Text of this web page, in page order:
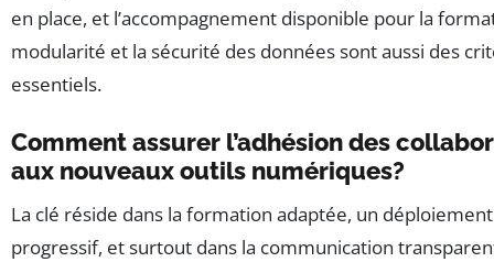
en place, et l’accompagnement disponible pour la
modularité et la sécurité des données sont aussi des
essentiels.
Comment assurer l’adhésion des
aux nouveaux outils numériques?
La clé réside dans la formation adaptée, un déploiement
progressif, et surtout dans la communication